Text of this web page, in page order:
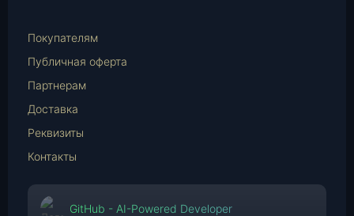
Mail
Покупателям
Публичная оферта
Партнерам
Доставка
Реквизиты
Контакты
GitHub - AI-Powered Developer